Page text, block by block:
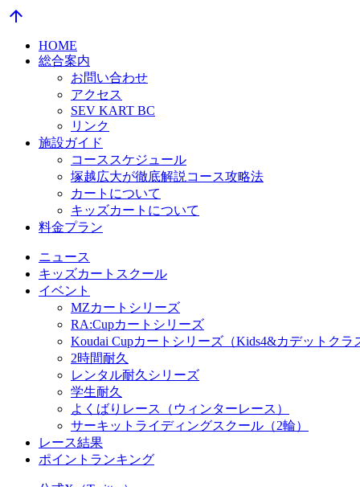
arrow_upward
HOME
総合案内
お問い合わせ
アクセス
SEV KART BC
リンク
施設ガイド
コーススケジュール
塚越広大が徹底解説コース攻略法
カートについて
キッズカートについて
料金プラン
ニュース
キッズカートスクール
イベント
MZカートシリーズ
RA:Cupカートシリーズ
Koudai Cupカートシリーズ（Kids4&カデットクラ
2時間耐久
レンタル耐久シリーズ
学生耐久
よくばりレース（ウィンターレース）
サーキットライディングスクール（2輪）
レース結果
ポイントランキング